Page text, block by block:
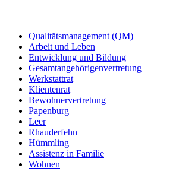
Qualitätsmanagement (QM)
Arbeit und Leben
Entwicklung und Bildung
Gesamtangehörigenvertretung
Werkstattrat
Klientenrat
Bewohnervertretung
Papenburg
Leer
Rhauderfehn
Hümmling
Assistenz in Familie
Wohnen